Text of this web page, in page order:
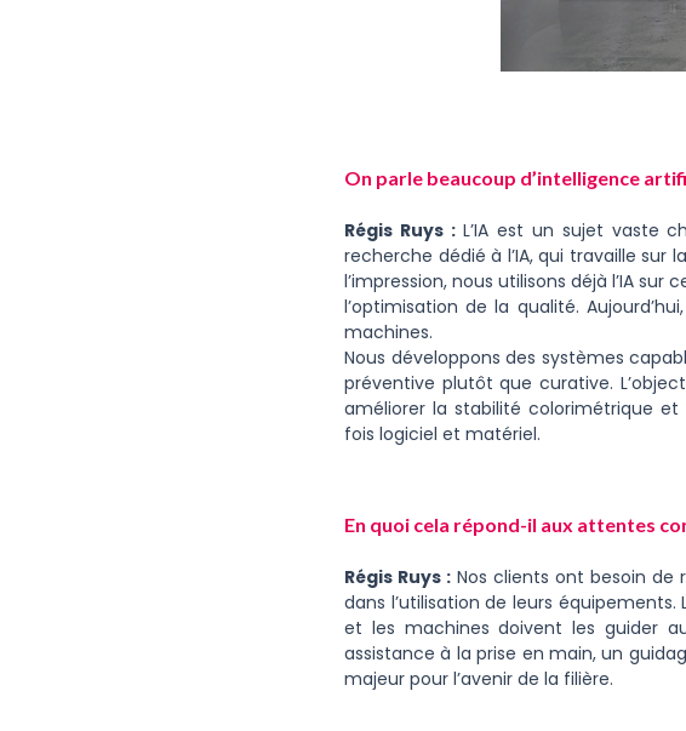
On parle beaucoup d’intelligence
Régis Ruys :L’IA est un sujet vaste
recherche dédié à l’IA, qui travaille
l’impression, nous utilisons déjà l’IA
l’optimisation de la qualité.
machines.
Nous développons des systèmes
préventive plutôt que curative.
améliorer la stabilité colorimétrique
fois logiciel et matériel.
En quoi cela répond-il aux attentes
Régis Ruys :Nos clients ont besoin de
dans l’utilisation de leurs
et les machines doivent les guider
assistance à la prise en main, un
majeur pour l’avenir de la filière.